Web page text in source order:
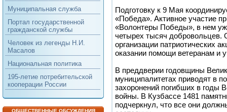
Муниципальная служба
Портал государственной
гражданской службы
Человек из легенды Н.И.
Масалов
Национальная политика
195-летие потребительской
кооперации России
ОБЩЕСТВЕННЫЕ ОБСУЖДЕНИЯ
Подготовку к 9 Мая
«Победа». Активное участие
«Волонтеры Победы», в нем
четырех тысяч добровольцев.
организации патриотических
оказании помощи ветеранам и
В преддверии годовщины
муниципалитетах приводят в
захоронений погибших в годы
войны. В Кузбассе 1481
подчеркнул, что все они